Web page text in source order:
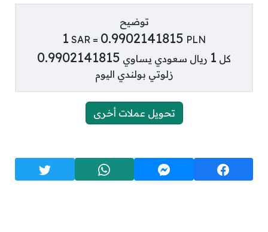
توضيح
1 SAR = 0.9902141815 PLN
كل 1 ريال سعودي يساوي 0.9902141815
زلوتي بولندي اليوم
تحويل عملات أخرى